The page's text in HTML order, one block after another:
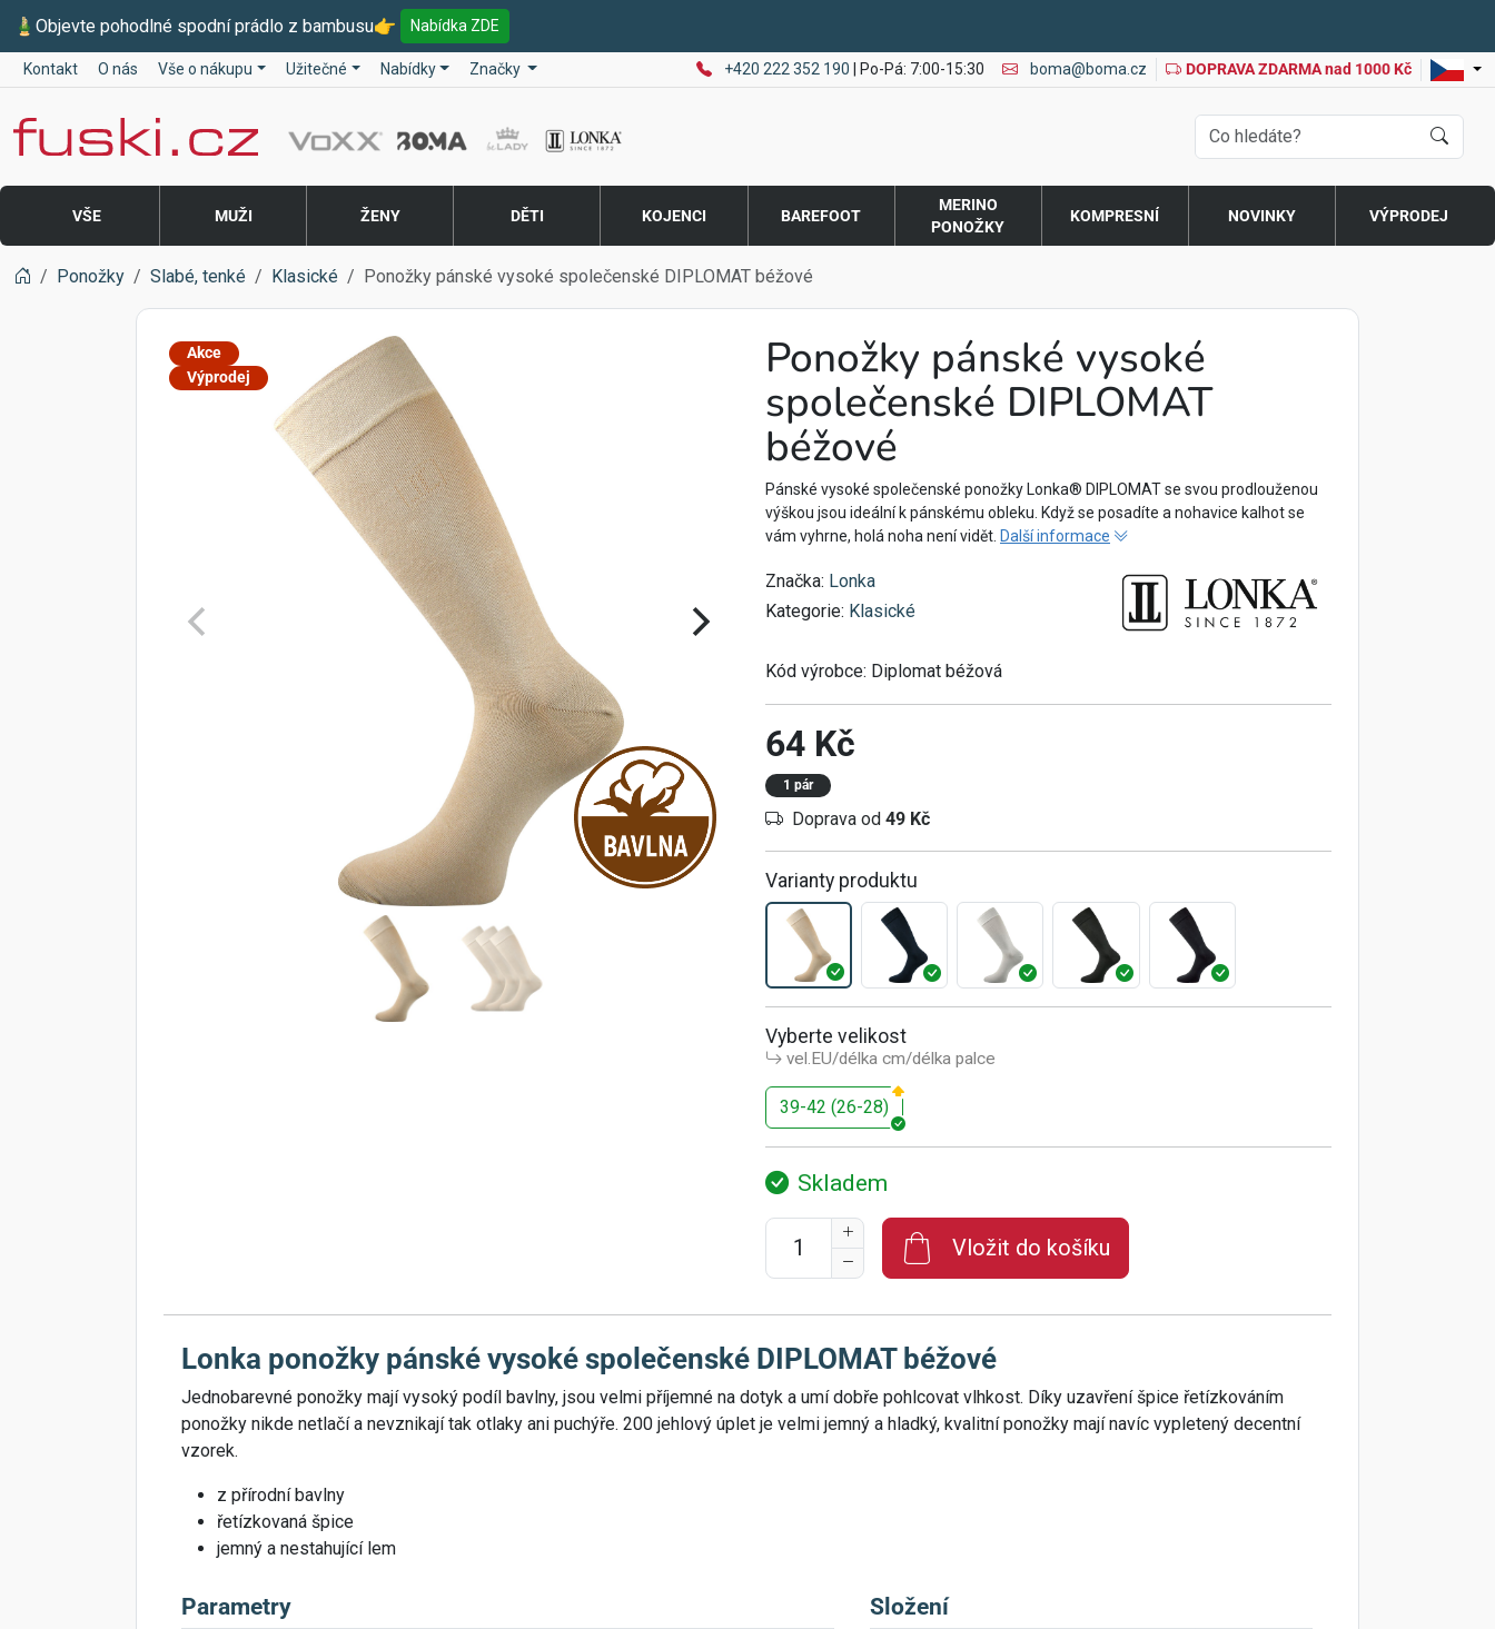
🎍 Objevte pohodlné spodní prádlo z bambusu👉 Nabídka ZDE
Kontakt O nás Vše o nákupu Užitečné Nabídky Značky +420 222 352 190 | Po-Pá: 7:00-15:30 boma@boma.cz DOPRAVA ZDARMA nad 1000 Kč
Fuski BOMA
VŠE MUŽI ŽENY DĚTI KOJENCI BAREFOOT
MERINO
PONOŽKY
KOMPRESNÍ NOVINKY VÝPRODEJ
Ponožky Slabé, tenké Klasické Ponožky pánské vysoké společenské DIPLOMAT béžové
Ponožky pánské vysoké
společenské DIPLOMAT
béžové
Pánské vysoké společenské ponožky Lonka® DIPLOMAT se svou prodlouženou
výškou jsou ideální k pánskému obleku. Když se posadíte a nohavice kalhot se
vám vyhrne, holá noha není vidět. Další informace
Značka: Lonka
Kategorie: Klasické
Kód výrobce: Diplomat béžová
64 Kč
1 pár
Doprava od 49 Kč
Varianty produktu
Vyberte velikost
vel.EU/délka cm/délka palce
39-42 (26-28)
Skladem
Vložit do košíku
Akce
Výprodej
Lonka ponožky pánské vysoké společenské DIPLOMAT béžové
Jednobarevné ponožky mají vysoký podíl bavlny, jsou velmi příjemné na dotyk a umí dobře pohlcovat vlhkost. Díky uzavření špice řetízkováním
ponožky nikde netlačí a nevznikají tak otlaky ani puchýře. 200 jehlový úplet je velmi jemný a hladký, kvalitní ponožky mají navíc vypletený decentní
vzorek.
z přírodní bavlny
řetízkovaná špice
jemný a nestahující lem
Parametry Složení